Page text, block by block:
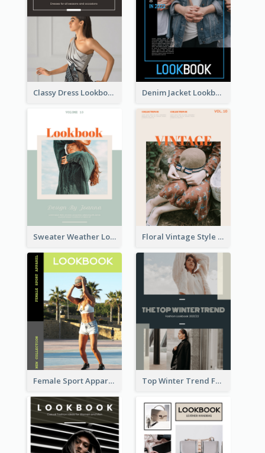
Classy Dress Lookbook Denim Jacket Lookbook
Sweater Weather Lookbook Floral Vintage Style Lookbook
Female Sport Apparel Lookbook Top Winter Trend Fashion Lookbook